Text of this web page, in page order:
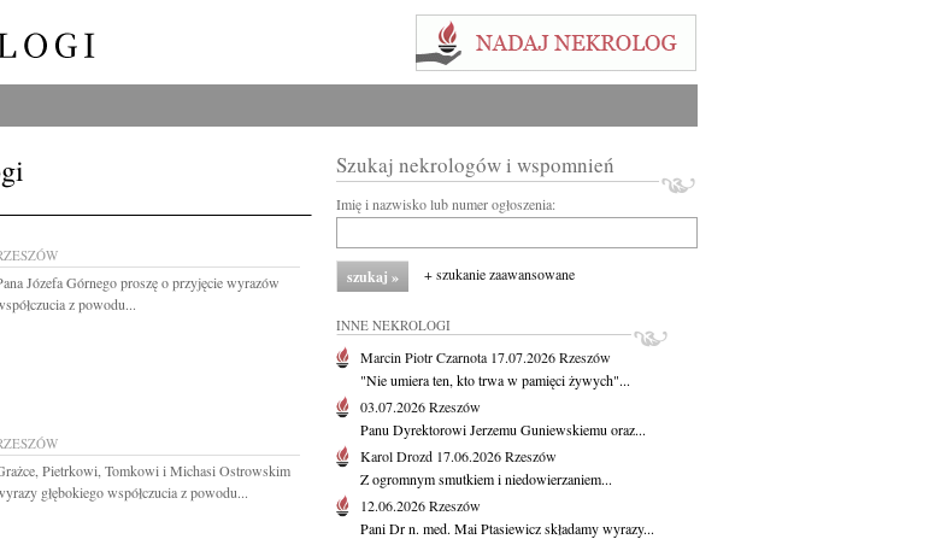
Józefa Górnego proszę o przyjęcie wyrazów
z powodu...
Pietrkowi, Tomkowi i Michasi Ostrowskim
głębokiego współczucia z powodu...
Szukaj nekrologów i wspomnień
Imię i nazwisko lub numer ogłoszenia:
+ szukanie zaawansowane
INNE NEKROLOGI
Marcin Piotr Czarnota 17.07.2026Rzeszów
"Nie umiera ten, kto trwa w pamięci żywych"...
03.07.2026Rzeszów
Panu Dyrektorowi Jerzemu Guniewskiemu oraz...
Karol Drozd 17.06.2026Rzeszów
Z ogromnym smutkiem i niedowierzaniem...
12.06.2026Rzeszów
Pani Dr n. med. Mai Ptasiewicz składamy wyrazy...